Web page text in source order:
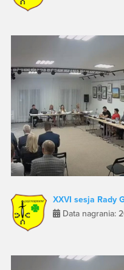
XXVI sesja Rady
Data nagrania: